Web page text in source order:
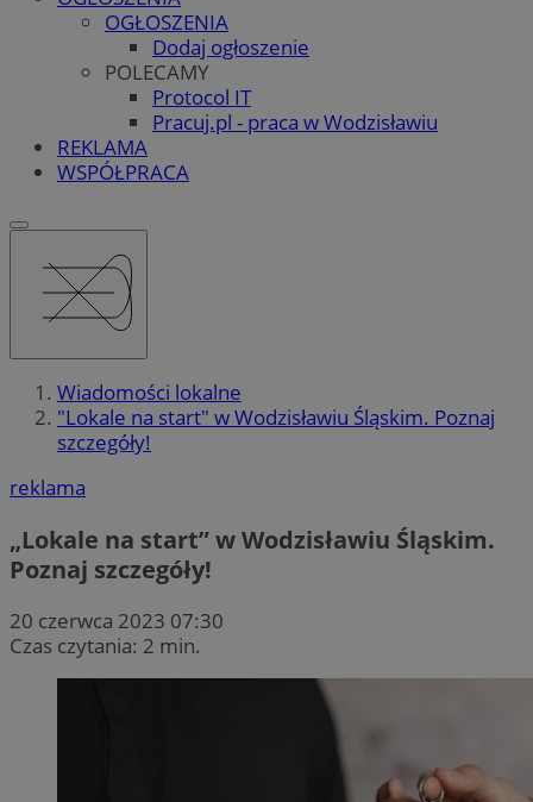
OGŁOSZENIA
Dodaj ogłoszenie
POLECAMY
Protocol IT
Pracuj.pl - praca w Wodzisławiu
REKLAMA
WSPÓŁPRACA
Wiadomości lokalne
"Lokale na start" w Wodzisławiu Śląskim. Poznaj
szczegóły!
reklama
„Lokale na start” w Wodzisławiu Śląskim.
Poznaj szczegóły!
20 czerwca 2023 07:30
Czas czytania: 2 min.